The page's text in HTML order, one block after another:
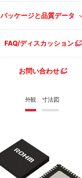
外観 寸法図
パッケージと品質データ
FAQ/ディスカッション
お問い合わせ